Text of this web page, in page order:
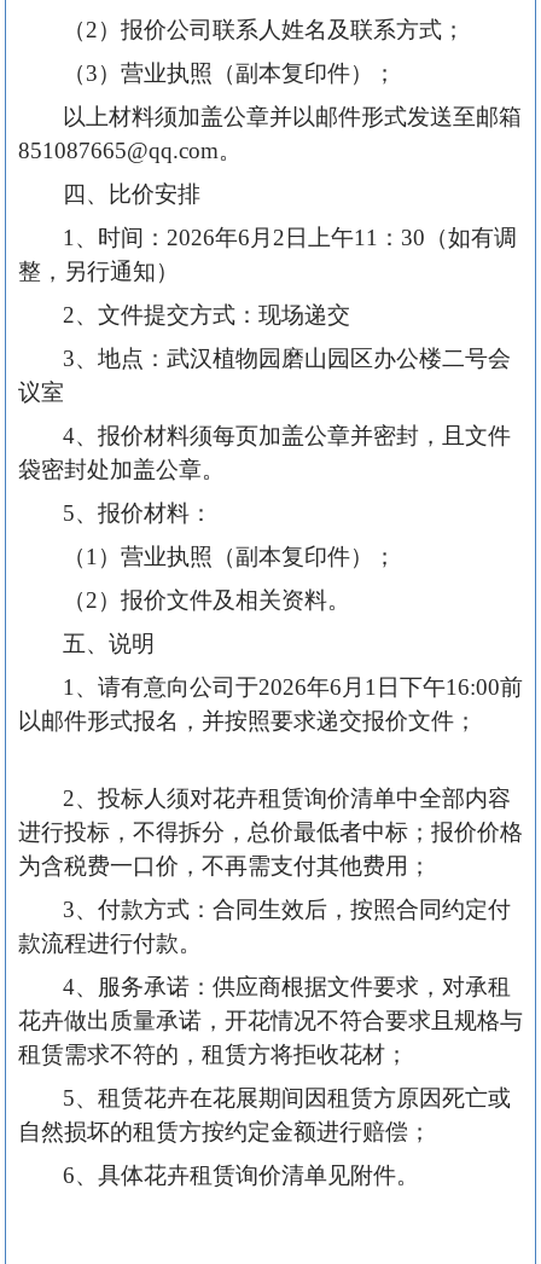
（2）报价公司联系人姓名及联系方式；
（3）营业执照（副本复印件）；
以上材料须加盖公章并以邮件形式发送至邮箱
851087665@qq.com。
四、比价安排
1、时间： 2026年6 月 2日上午11 ： 30（如有调
整，另行通知）
2、文件提交方式：现场递交
3、地点：武汉植物园磨山园区办公楼二号会
议室
4、报价材料须每页加盖公章并密封，且文件
袋密封处加盖公章。
5、报价材料：
（1）营业执照（副本复印件）；
（2）报价文件及相关资料。
五、说明
1、请有意向公司于2026年6 月 1 日下午16:00前
以邮件形式报名，并按照要求递交报价文件；
2、投标人须对花卉租赁询价清单中全部内容
进行投标，不得拆分，总价最低者中标；报价价格
为含税费一口价，不再需支付其他费用；
3、付款方式：合同生效后 ， 按照合同约定付
款流程进行付款。
4、服务承诺：供应商根据文件要求，对承租
花卉做出质量承诺，开花情况不符合要求且规格与
租赁需求不符的， 租赁方将拒收花材 ；
5、租赁花卉在花展期间因租赁方原因死亡或
自然损坏的租赁方按约定金额进行赔偿；
6、具体花卉租赁询价清单见附件。